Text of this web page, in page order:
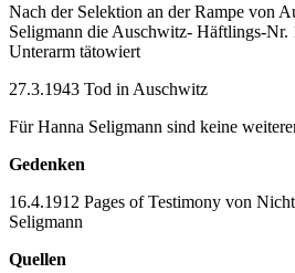
Nach der Selektion an der Rampe von
Seligmann die Auschwitz- Häftlings-Nr.
Unterarm tätowiert
27.3.1943 Tod in Auschwitz
Für Hanna Seligmann sind keine
Gedenken
16.4.1912 Pages of Testimony von
Seligmann
Quellen